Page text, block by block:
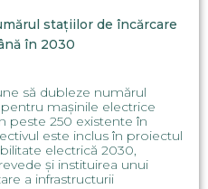
stațiilor de încărcare
în 2030
să dubleze numărul
mașinile electrice
peste 250 existente în
este inclus în proiectul
electrică 2030,
și instituirea unui
a infrastructurii